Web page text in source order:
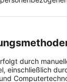
durch
einschließlich